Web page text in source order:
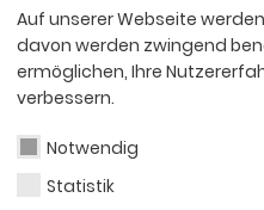
Auf unserer Webseite
davon werden zwingend
ermöglichen, Ihre
verbessern.
Notwendig
Statistik